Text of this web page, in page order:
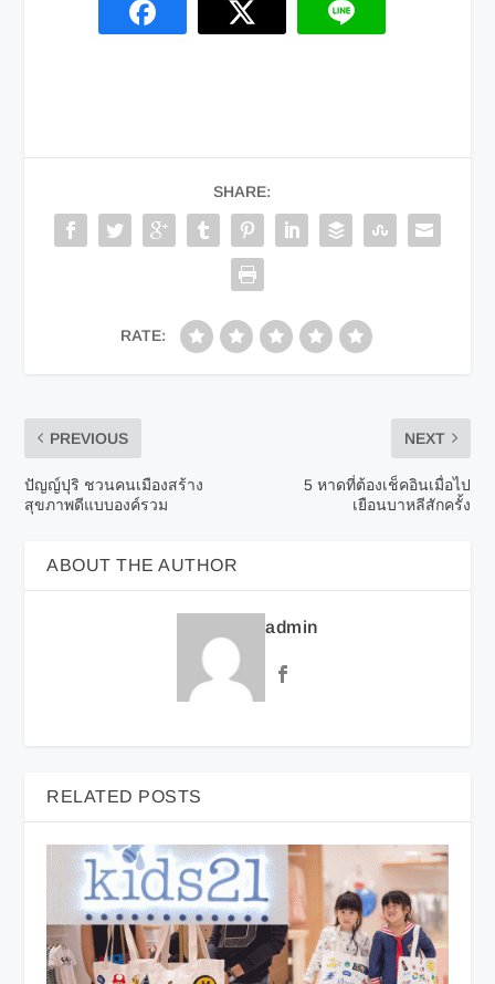
SHARE:
RATE:
PREVIOUS
ปัญญ์ปุริ ชวนคนเมืองสร้าง
สุขภาพดีแบบองค์รวม
NEXT
5 หาดที่ต้องเช็คอินเมื่อไป
เยือนบาหลีสักครั้ง
ABOUT THE AUTHOR
admin
RELATED POSTS